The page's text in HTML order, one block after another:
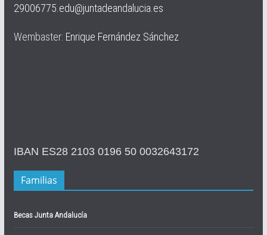
29006775.edu@juntadeandalucia.es
Wembaster: Enrique Fernández Sánchez
IBAN ES28 2103 0196 50 0032643172
Familias
Becas Junta Andalucía